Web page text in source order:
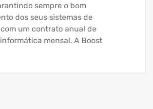
sempre o bom
dos seus sistemas de
um contrato anual de
mensal. A Boost